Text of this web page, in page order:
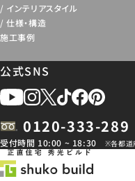
インテリアスタイル
仕様・構造
施工事例
公式SNS
0120-333-289
受付時間 10:00 ~ 18:30 ※各都道